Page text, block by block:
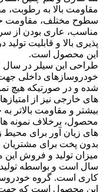
مقاومت بالا به رطوبت،
سطوح مختلف، مقاومت
مناسب، عاری بودن از
پذیری بالا و قابلیت
این محصول است.
شده و در صورتیکه هیچ
های خارجی نیز از
بیشتر و مقاومت بالاتر
محصول، برخلاف نمونه
های زیان آور برای
بدون پخت برای مشتریان
کاری است. گروه